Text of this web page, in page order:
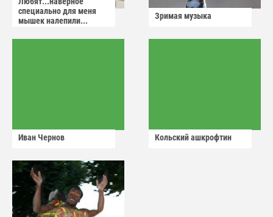
специально для меня
мышек налепили...
Зримая музыка
Иван Чернов Кольский ашкрофтин